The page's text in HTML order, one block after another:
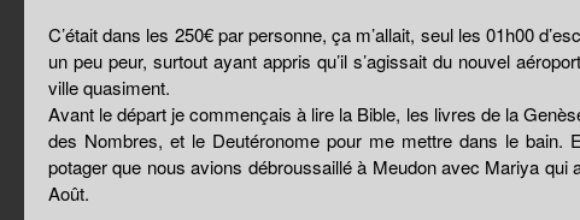
C’était dans les 250€ par personne, ça m’allait, seul les 01h00
un peu peur, surtout ayant appris qu’il s’agissait du nouvel
ville quasiment.
Avant le départ je commençais à lire la Bible, les livres de la
des Nombres, et le Deutéronome pour me mettre dans le bain.
potager que nous avions débroussaillé à Meudon avec Mariya qui
Août.